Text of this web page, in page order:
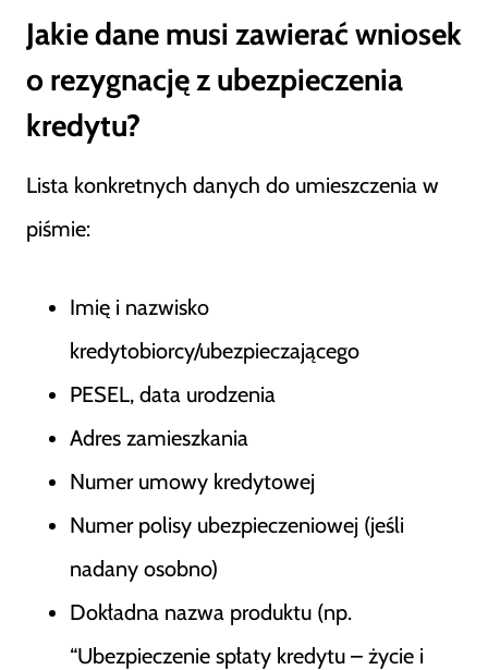
Jakie dane musi zawierać wniosek
o rezygnację z ubezpieczenia
kredytu?
Lista konkretnych danych do umieszczenia w
piśmie:
Imię i nazwisko
kredytobiorcy/ubezpieczającego
PESEL, data urodzenia
Adres zamieszkania
Numer umowy kredytowej
Numer polisy ubezpieczeniowej (jeśli
nadany osobno)
Dokładna nazwa produktu (np.
“Ubezpieczenie spłaty kredytu – życie i